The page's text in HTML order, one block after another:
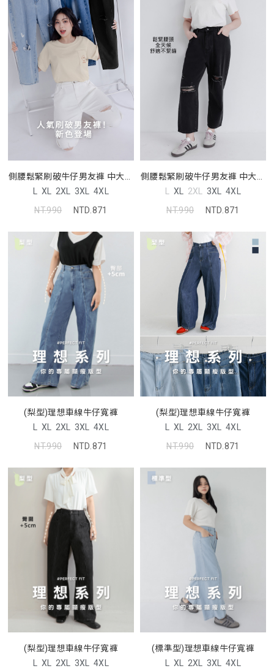
側腰鬆緊刷破牛仔男友褲 中大尺
碼褲子
L XL 2XL 3XL 4XL
NT.990
NTD.871
側腰鬆緊刷破牛仔男友褲 中大尺
碼褲子
L XL 2XL 3XL 4XL
NT.990
NTD.871
(梨型)理想車線牛仔寬褲
L XL 2XL 3XL 4XL
NT.990
NTD.871
(梨型)理想車線牛仔寬褲
L XL 2XL 3XL 4XL
NT.990
NTD.871
(梨型)理想車線牛仔寬褲
L XL 2XL 3XL 4XL
(標準型)理想車線牛仔寬褲
L XL 2XL 3XL 4XL